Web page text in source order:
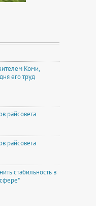
Коми,
его труд
райсовета
райсовета
стабильность в